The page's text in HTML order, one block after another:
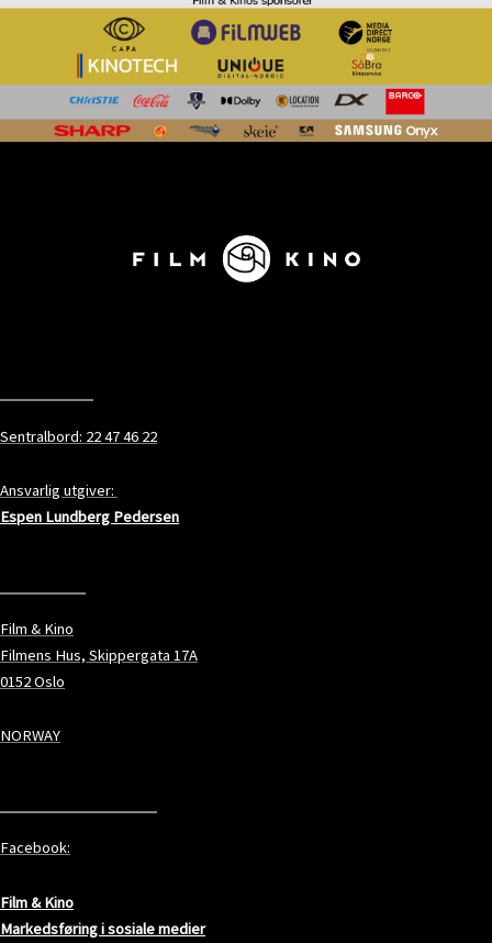
Sentralbord: 22 47 46 22
Ansvarlig utgiver:
Espen Lundberg Pedersen
Film & Kino
Filmens Hus, Skippergata 17A
0152 Oslo
NORWAY
Facebook:
Film & Kino
Markedsføring i sosiale medier